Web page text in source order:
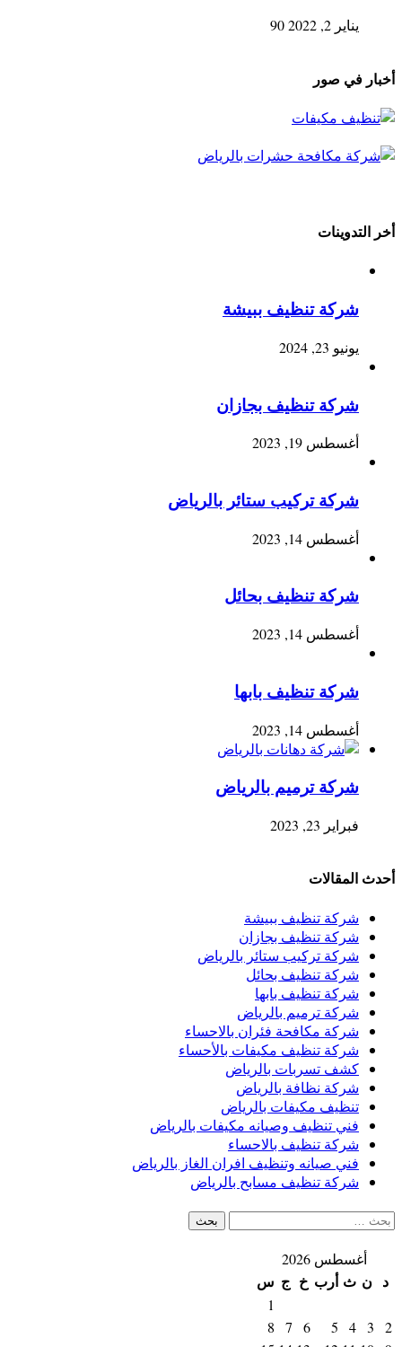
يناير 2, 2022 90
أخبار في صور
أخر التدوينات
شركة تنظيف ببيشة
يونيو 23, 2024
شركة تنظيف بجازان
أغسطس 19, 2023
شركة تركيب ستائر بالرياض
أغسطس 14, 2023
شركة تنظيف بحائل
أغسطس 14, 2023
شركة تنظيف بابها
أغسطس 14, 2023
شركة ترميم بالرياض
فبراير 23, 2023
أحدث المقالات
شركة تنظيف ببيشة
شركة تنظيف بجازان
شركة تركيب ستائر بالرياض
شركة تنظيف بحائل
شركة تنظيف بابها
شركة ترميم بالرياض
شركة مكافحة فئران بالاحساء
شركة تنظيف مكيفات بالأحساء
كشف تسربات بالرياض
شركة نظافة بالرياض
تنظيف مكيفات بالرياض
فني تنظيف وصيانه مكيفات بالرياض
شركة تنظيف بالاحساء
فني صيانه وتنظيف افران الغاز بالرياض
شركة تنظيف مسابح بالرياض
البحث
عن:
أغسطس 2026
د ن ث أرب خ ج س
1
2
3
4
5
6
7
8